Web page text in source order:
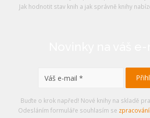
Jak hodnotit stav knih a jak správně knihy
Buďte o krok napřed! Nové knihy na skladě
Odesláním formuláře souhlasím se